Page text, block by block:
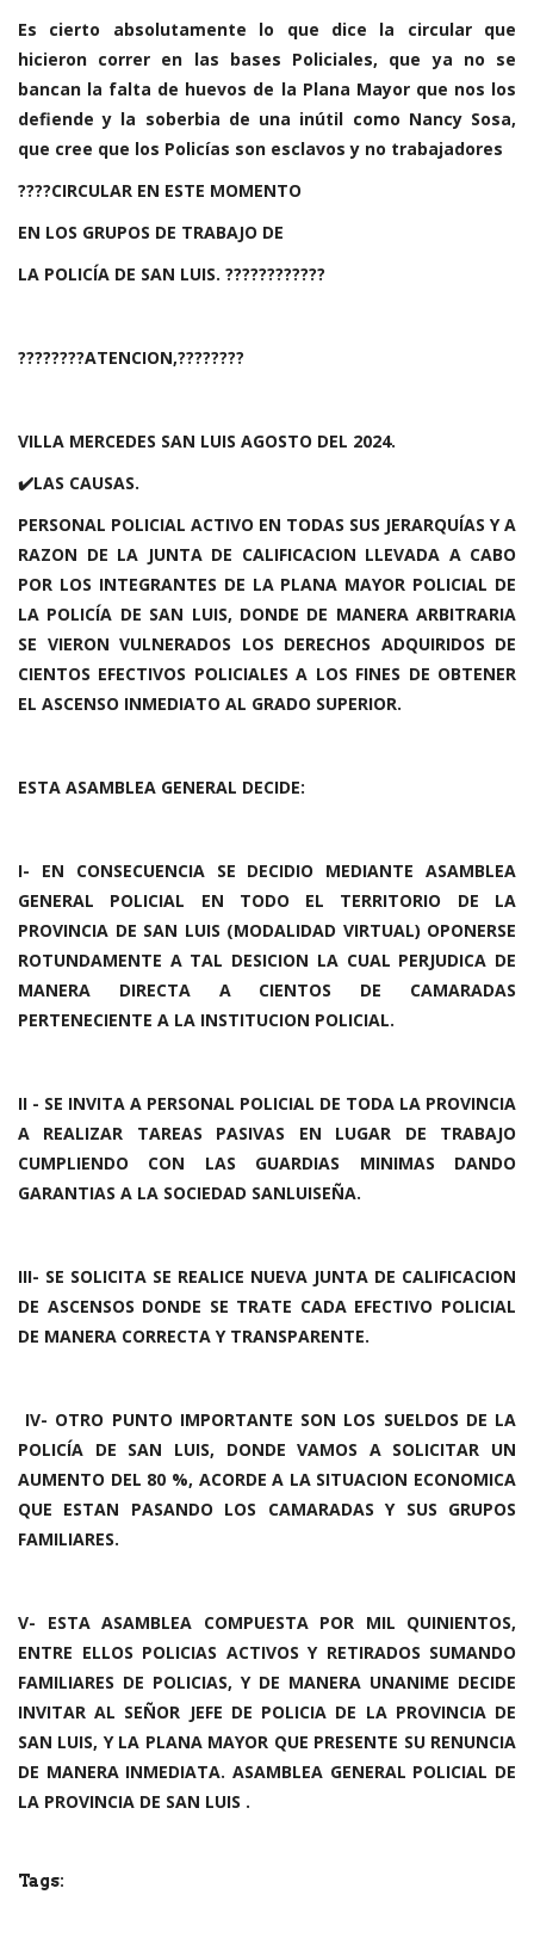
Es cierto absolutamente lo que dice la circular que
hicieron correr en las bases Policiales, que ya no se
bancan la falta de huevos de la Plana Mayor que nos los
defiende y la soberbia de una inútil como Nancy Sosa,
que cree que los Policías son esclavos y no trabajadores
????CIRCULAR EN ESTE MOMENTO
EN LOS GRUPOS DE TRABAJO DE
LA POLICÍA DE SAN LUIS. ????????????️
????????ATENCION,????????
VILLA MERCEDES SAN LUIS AGOSTO DEL 2024.
✔️LAS CAUSAS.
PERSONAL POLICIAL ACTIVO EN TODAS SUS JERARQUÍAS Y A
RAZON DE LA JUNTA DE CALIFICACION LLEVADA A CABO
POR LOS INTEGRANTES DE LA PLANA MAYOR POLICIAL DE
LA POLICÍA DE SAN LUIS, DONDE DE MANERA ARBITRARIA
SE VIERON VULNERADOS LOS DERECHOS ADQUIRIDOS DE
CIENTOS EFECTIVOS POLICIALES A LOS FINES DE OBTENER
EL ASCENSO INMEDIATO AL GRADO SUPERIOR.
ESTA ASAMBLEA GENERAL DECIDE:
I- EN CONSECUENCIA SE DECIDIO MEDIANTE ASAMBLEA
GENERAL POLICIAL EN TODO EL TERRITORIO DE LA
PROVINCIA DE SAN LUIS (MODALIDAD VIRTUAL) OPONERSE
ROTUNDAMENTE A TAL DESICION LA CUAL PERJUDICA DE
MANERA DIRECTA A CIENTOS DE CAMARADAS
PERTENECIENTE A LA INSTITUCION POLICIAL.
II - SE INVITA A PERSONAL POLICIAL DE TODA LA PROVINCIA
A REALIZAR TAREAS PASIVAS EN LUGAR DE TRABAJO
CUMPLIENDO CON LAS GUARDIAS MINIMAS DANDO
GARANTIAS A LA SOCIEDAD SANLUISEÑA.
III- SE SOLICITA SE REALICE NUEVA JUNTA DE CALIFICACION
DE ASCENSOS DONDE SE TRATE CADA EFECTIVO POLICIAL
DE MANERA CORRECTA Y TRANSPARENTE.
IV- OTRO PUNTO IMPORTANTE SON LOS SUELDOS DE LA
POLICÍA DE SAN LUIS, DONDE VAMOS A SOLICITAR UN
AUMENTO DEL 80 %, ACORDE A LA SITUACION ECONOMICA
QUE ESTAN PASANDO LOS CAMARADAS Y SUS GRUPOS
FAMILIARES.
V- ESTA ASAMBLEA COMPUESTA POR MIL QUINIENTOS,
ENTRE ELLOS POLICIAS ACTIVOS Y RETIRADOS SUMANDO
FAMILIARES DE POLICIAS, Y DE MANERA UNANIME DECIDE
INVITAR AL SEÑOR JEFE DE POLICIA DE LA PROVINCIA DE
SAN LUIS, Y LA PLANA MAYOR QUE PRESENTE SU RENUNCIA
DE MANERA INMEDIATA. ASAMBLEA GENERAL POLICIAL DE
LA PROVINCIA DE SAN LUIS .
Tags: